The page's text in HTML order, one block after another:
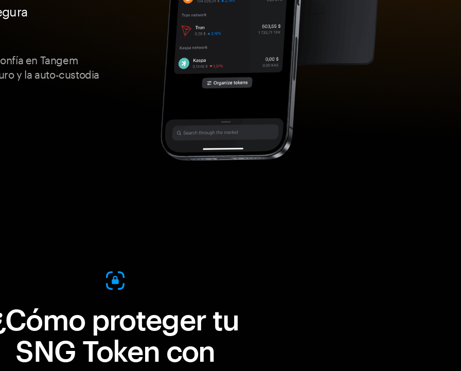
en Tangem
y la auto-custodia
proteger tu
SNG Token con